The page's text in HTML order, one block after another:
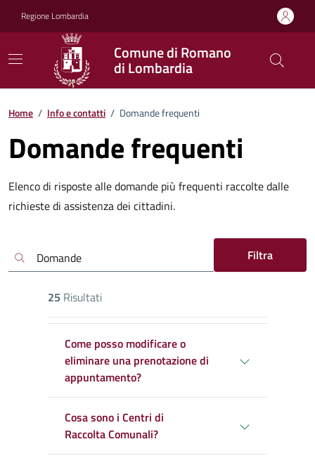
Regione Lombardia
Comune di Romano
di Lombardia
Home / Info e contatti / Domande frequenti
Domande frequenti
Elenco di risposte alle domande più frequenti raccolte dalle
richieste di assistenza dei cittadini.
Filtra
Risultati di ricerca
25 Risultati
Come posso modificare o
eliminare una prenotazione di
appuntamento?
Cosa sono i Centri di
Raccolta Comunali?